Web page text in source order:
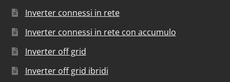
Inverter connessi in rete
Inverter connessi in rete con accumulo
Inverter off grid
Inverter off grid ibridi